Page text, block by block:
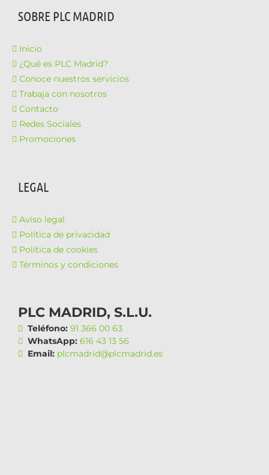
SOBRE PLC MADRID
Inicio
¿Qué es PLC Madrid?
Conoce nuestros servicios
Trabaja con nosotros
Contacto
Redes Sociales
Promociones
LEGAL
Aviso legal
Política de privacidad
Política de cookies
Términos y condiciones
PLC MADRID, S.L.U.
Teléfono: 91 366 00 63
WhatsApp: 616 43 13 56
Email: plcmadrid@plcmadrid.es